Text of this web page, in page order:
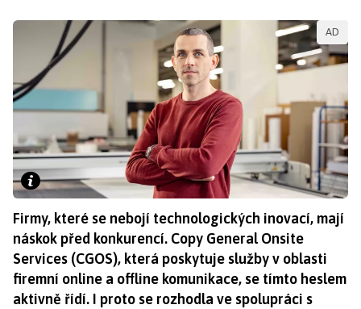
AD
Firmy, které se nebojí technologických inovací, mají
náskok před konkurencí. Copy General Onsite
Services (CGOS), která poskytuje služby v oblasti
firemní online a offline komunikace, se tímto heslem
aktivně řídí. I proto se rozhodla ve spolupráci s